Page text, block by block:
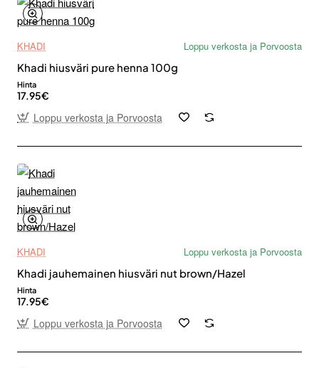
KHADI
Loppu verkosta ja Porvoosta
Khadi hiusväri pure henna 100g
Hinta
17.95€
Loppu verkosta ja Porvoosta
KHADI
Loppu verkosta ja Porvoosta
Khadi jauhemainen hiusväri nut brown/Hazel
Hinta
17.95€
Loppu verkosta ja Porvoosta